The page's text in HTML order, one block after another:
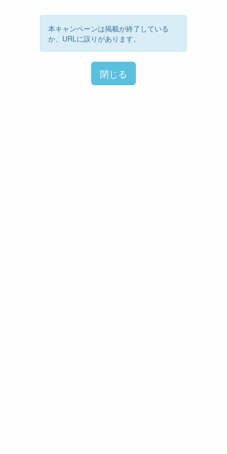
本キャンペーンは掲載が終了している
か、URLに誤りがあります。
閉じる